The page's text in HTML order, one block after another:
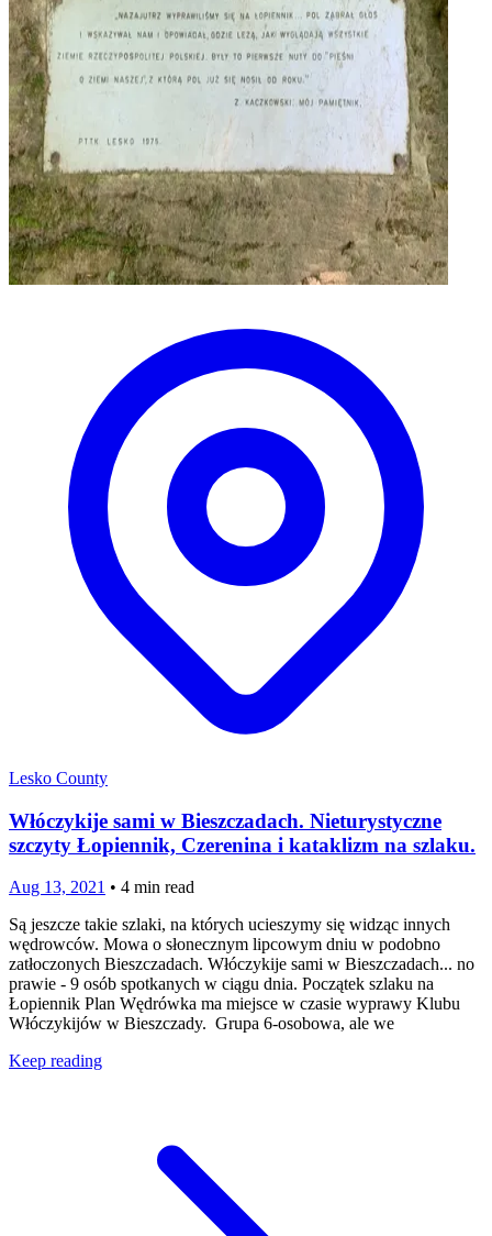
Lesko County
Włóczykije sami w Bieszczadach. Nieturystyczne
szczyty Łopiennik, Czerenina i kataklizm na szlaku.
Aug 13, 2021 • 4 min read
Są jeszcze takie szlaki, na których ucieszymy się widząc innych
wędrowców. Mowa o słonecznym lipcowym dniu w podobno
zatłoczonych Bieszczadach. Włóczykije sami w Bieszczadach... no
prawie - 9 osób spotkanych w ciągu dnia. Początek szlaku na
Łopiennik Plan Wędrówka ma miejsce w czasie wyprawy Klubu
Włóczykijów w Bieszczady. Grupa 6-osobowa, ale we
Keep reading